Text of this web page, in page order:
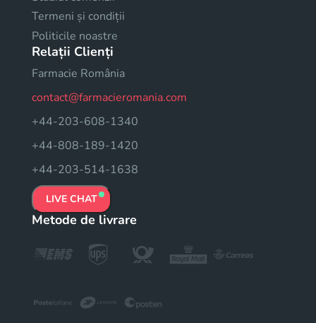
Termeni și condiții
Politicile noastre
Relații Clienți
Farmacie România
contact@farmacieromania.com
+44-203-608-1340
+44-808-189-1420
+44-203-514-1638
LIVE CHAT
Metode de livrare